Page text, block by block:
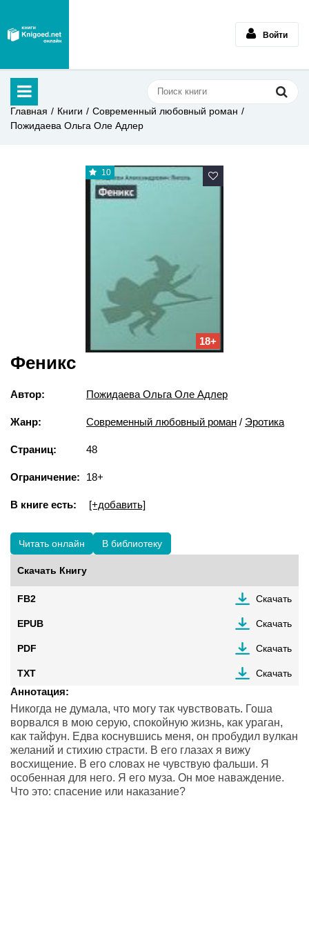
Войти
Главная Книги
Современный любовный роман
Пожидаева Ольга Оле Адлер
10
18+
Феникс
Автор: Пожидаева Ольга Оле Адлер
Жанр: Современный любовный роман / Эротика
Страниц: 48
Ограничение: 18+
В книге есть: [+добавить]
Читать онлайн В библиотеку
Скачать Книгу
FB2 Скачать
EPUB Скачать
PDF Скачать
TXT Скачать
Аннотация:
Никогда не думала, что могу так чувствовать. Гоша
ворвался в мою серую, спокойную жизнь, как ураган,
как тайфун. Едва коснувшись меня, он пробудил вулкан
желаний и стихию страсти. В его глазах я вижу
восхищение. В его словах не чувствую фальши. Я
особенная для него. Я его муза. Он мое наваждение.
Что это: спасение или наказание?